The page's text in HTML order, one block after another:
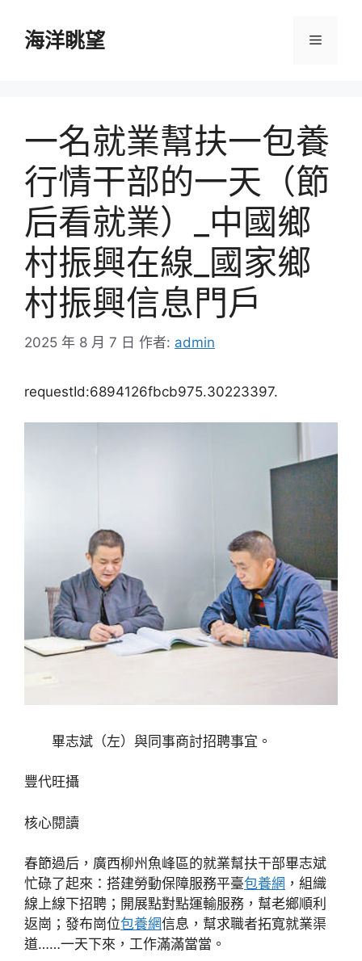
海洋眺望 選
一名就業幫扶一包養
行情干部的一天（節
后看就業）_中國鄉
村振興在線_國家鄉
村振興信息門戶
2025 年 8 月 7 日 作者: admin
requestId:6894126fbcb975.30223397.
畢志斌（左）與同事商討招聘事宜。
豐代旺攝
核心閱讀
春節過后，廣西柳州魚峰區的就業幫扶干部畢志斌
忙碌了起來：搭建勞動保障服務平臺包養網 ，組織
線上線下招聘；開展點對點運輸服務，幫老鄉順利
返崗；發布崗位包養網信息，幫求職者拓寬就業渠
道……一天下來，工作滿滿當當。